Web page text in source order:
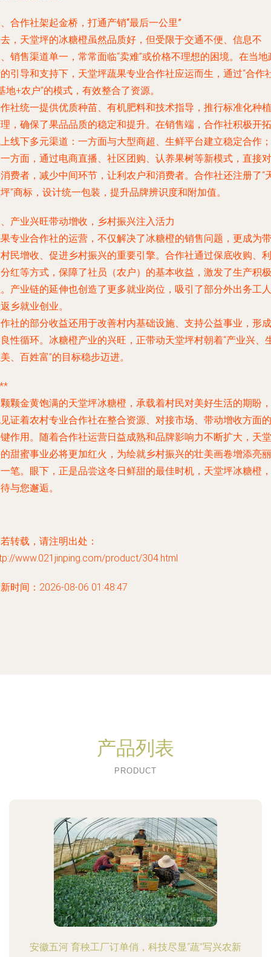
合作社架起金桥，打通产销“最后一公里”
，天堂坪的冰糖橙虽然品质好，但受限于交通不便、信息不
销售渠道单一，常常面临“卖难”或价格不理想的困境。在当地
引导和支持下，天堂坪蔬果专业合作社应运而生，通过“合作
地+农户”的模式，有效整合了资源。
社统一提供优质种苗、有机肥料和技术指导，推行标准化种植
，确保了果品品质的稳定和提升。在销售端，合作社积极开拓
线下多元渠道：一方面与大型商超、生鲜平台建立稳定合作；
方面，通过电商直播、社区团购、认养果树等新模式，直接对
费者，减少中间环节，让利农户和消费者。合作社还注册了“
”商标，设计统一包装，提升品牌辨识度和附加值。
产业兴旺带动增收，乡村振兴注入活力
专业合作社的运营，不仅解决了冰糖橙的销售问题，更成为带
民增收、促进乡村振兴的重要引擎。合作社通过保底收购、利
红等方式，保障了社员（农户）的基本收益，激发了生产积极
产业链的延伸也创造了更多就业岗位，吸引了部分外出务工人
乡就业创业。
社的部分收益还用于改善村内基础设施、支持公益事业，形成
性循环。冰糖橙产业的兴旺，正带动天堂坪村朝着“产业兴、
、百姓富”的目标稳步迈进。
颗金黄饱满的天堂坪冰糖橙，承载着村民对美好生活的期盼，
证着农村专业合作社在整合资源、对接市场、带动增收方面的
作用。随着合作社运营日益成熟和品牌影响力不断扩大，天堂
甜蜜事业必将更加红火，为绘就乡村振兴的壮美画卷增添亮丽
笔。眼下，正是品尝这冬日鲜甜的最佳时机，天堂坪冰糖橙，
与您邂逅。
转载，请注明出处：
www.021jinping.com/product/304.html
时间：2026-08-06 01:48:47
产品列表
PRODUCT
安徽五河 育秧工厂订单俏，科技尽显“蔬”写兴农新